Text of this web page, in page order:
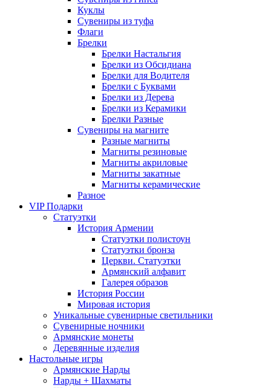
Куклы
Сувениры из туфа
Флаги
Брелки
Брелки Настальгия
Брелки из Обсидиана
Брелки для Водителя
Брелки с Буквами
Брелки из Дерева
Брелки из Керамики
Брелки Разные
Сувениры на магните
Разные магниты
Магниты резиновые
Магниты акриловые
Магниты закатные
Магниты керамические
Разное
VIP Подарки
Статуэтки
История Армении
Статуэтки полистоун
Статуэтки бронза
Церкви. Статуэтки
Армянский алфавит
Галерея образов
История России
Мировая история
Уникальные сувенирные светильники
Сувенирные ночники
Армянские монеты
Деревянные изделия
Настольные игры
Армянские Нарды
Нарды + Шахматы